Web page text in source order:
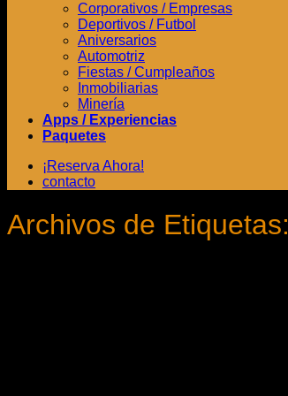
Corporativos / Empresas
Deportivos / Futbol
Aniversarios
Automotriz
Fiestas / Cumpleaños
Inmobiliarias
Minería
Apps / Experiencias
Paquetes
¡Reserva Ahora!
contacto
Archivos de Etiquetas: